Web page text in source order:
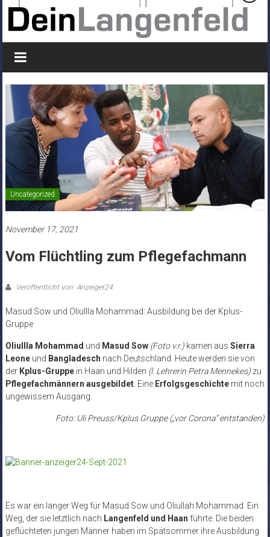
Uncategorized
November 17, 2021
Vom Flüchtling zum Pflegefachmann
Veröffentlicht von: Anzeiger24
Masud Sow und Oliullla Mohammad: Ausbildung bei der Kplus-
Gruppe
Oliullla Mohammad und Masud Sow (Foto v.r.)kamen aus Sierra
Leoneund Bangladesch nach Deutschland. Heute werden sie von
der Kplus-Gruppein Haan und Hilden (l. Lehrerin Petra Mennekes)zu
Pflegefachmännern ausgebildet. Eine Erfolgsgeschichtemit noch
ungewissem Ausgang.
Foto: Uli Preuss/Kplus Gruppe („vor Corona“ entstanden)
Es war ein langer Weg für Masud Sow und Oliullah Mohammad. Ein
Weg, der sie letztlich nach Langenfeld und Haan führte. Die beiden
geflüchteten jungen Männer haben im Spätsommer ihre Ausbildung